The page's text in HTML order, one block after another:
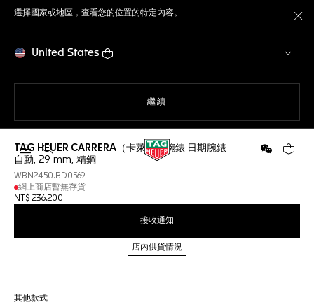
選擇國家或地區，查看您的位置的特定內容。
United States
繼續
開啟搜尋 微信 您的
TAG HEUER CARRERA（卡萊拉）腕錶 日期腕錶
自動, 29 mm, 精鋼
WBN2450.BD0569
網上商店暫無存貨
NT$ 236.200
接收通知
店內供貨情況
其他款式